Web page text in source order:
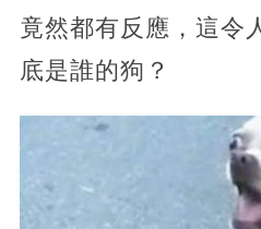
竟然都有反應，這令
底是誰的狗？